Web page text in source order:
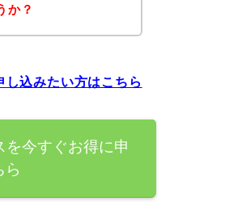
か？
込みたい方はこちら
今すぐお得に申
ら